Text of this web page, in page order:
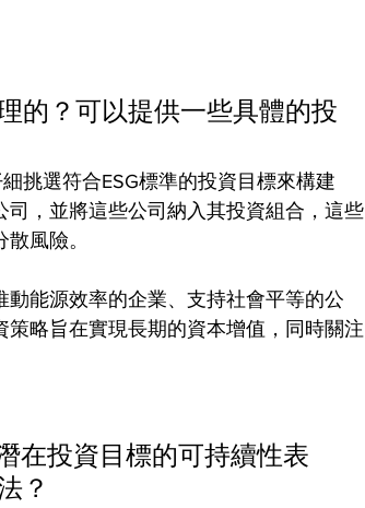
的？可以提供一些具體的投
挑選符合ESG標準的投資目標來構建
，並將這些公司納入其投資組合，這些
風險。
能源效率的企業、支持社會平等的公
略旨在實現長期的資本增值，同時關注
在投資目標的可持續性表
？